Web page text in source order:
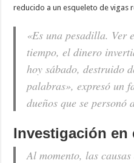
reducido a un esqueleto de vigas
«Es una pesadilla. Ver
tiempo, el dinero
hoy sábado, destruido
palabras», expresó un
dueños que se personó
Investigación en
Al momento, las